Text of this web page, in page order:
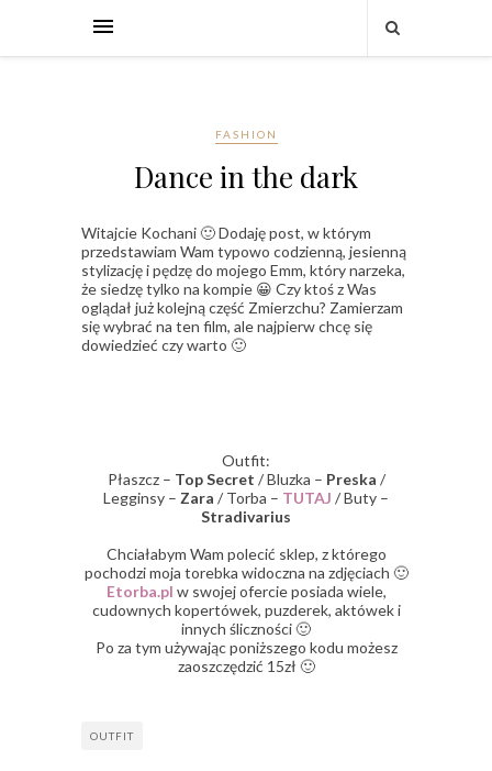
FASHION
Dance in the dark
Witajcie Kochani 🙂 Dodaję post, w którym
przedstawiam Wam typowo codzienną, jesienną
stylizację i pędzę do mojego Emm, który narzeka,
że siedzę tylko na kompie 😀 Czy ktoś z Was
oglądał już kolejną część Zmierzchu? Zamierzam
się wybrać na ten film, ale najpierw chcę się
dowiedzieć czy warto 🙂
Outfit:
Płaszcz – Top Secret / Bluzka – Preska /
Legginsy – Zara / Torba – TUTAJ / Buty –
Stradivarius
Chciałabym Wam polecić sklep, z którego
pochodzi moja torebka widoczna na zdjęciach 🙂
Etorba.pl w swojej ofercie posiada wiele,
cudownych kopertówek, puzderek, aktówek i
innych śliczności 🙂
Po za tym używając poniższego kodu możesz
zaoszczędzić 15zł 🙂
OUTFIT